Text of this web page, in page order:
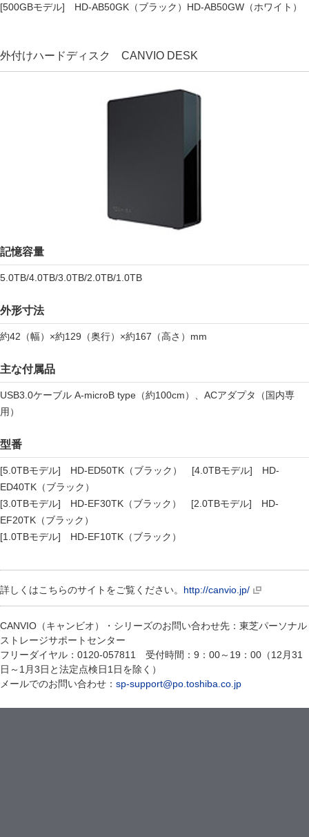
[500GBモデル] HD-AB50GK（ブラック）HD-AB50GW（ホワイト）
外付けハードディスク CANVIO DESK
記憶容量
5.0TB/4.0TB/3.0TB/2.0TB/1.0TB
外形寸法
約42（幅）×約129（奥行）×約167（高さ）mm
主な付属品
USB3.0ケーブル A-microB type（約100cm）、ACアダプタ（国内専
用）
型番
[5.0TBモデル] HD-ED50TK（ブラック） [4.0TBモデル] HD-
ED40TK（ブラック）
[3.0TBモデル] HD-EF30TK（ブラック） [2.0TBモデル] HD-
EF20TK（ブラック）
[1.0TBモデル] HD-EF10TK（ブラック）
詳しくはこちらのサイトをご覧ください。 http://canvio.jp/
CANVIO（キャンビオ）・シリーズのお問い合わせ先：東芝パーソナル
ストレージサポートセンター
フリーダイヤル：0120-057811 受付時間：9：00～19：00（12月31
日～1月3日と法定点検日1日を除く）
メールでのお問い合わせ： sp-support@po.toshiba.co.jp